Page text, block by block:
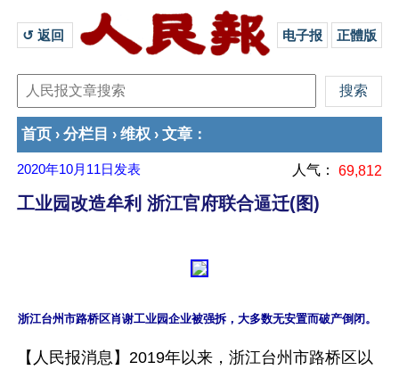
↺ 返回 电子报 正體版
首页 › 分栏目 › 维权 › 文章 ：
2020年10月11日 发表 人气： 69,812
工业园改造牟利 浙江官府联合逼迁(图)
【人民报消息】2019年以来，浙江台州市路桥区以